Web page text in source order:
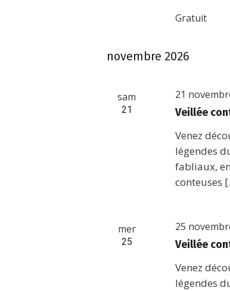
Gratuit
novembre 2026
sam
21 Veillée
21
Venez
légendes
fabliaux,
conteuses
mer
25 Veillée
25
Venez
légendes